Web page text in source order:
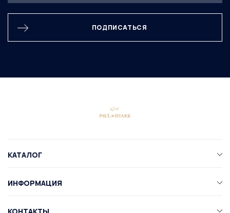
ПОДПИСАТЬСЯ
КАТАЛОГ
ИНФОРМАЦИЯ